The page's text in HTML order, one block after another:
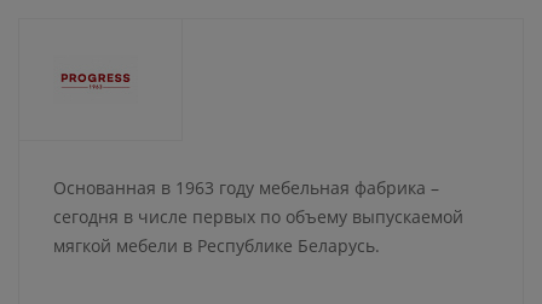
Основанная в 1963 году мебельная фабрика –
сегодня в числе первых по объему выпускаемой
мягкой мебели в Республике Беларусь.